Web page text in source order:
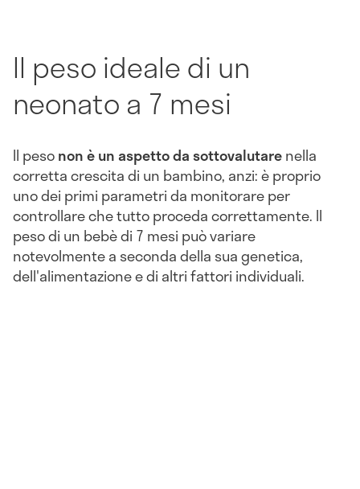
Il peso ideale di un
neonato a 7 mesi
Il pesonon è un aspetto da sottovalutarenella
corretta crescita di un bambino, anzi: è proprio
uno dei primi parametri da monitorare per
controllare che tutto proceda correttamente. Il
peso di un bebè di 7 mesi può variare
notevolmente a seconda della sua genetica,
dell'alimentazione e di altri fattori individuali.